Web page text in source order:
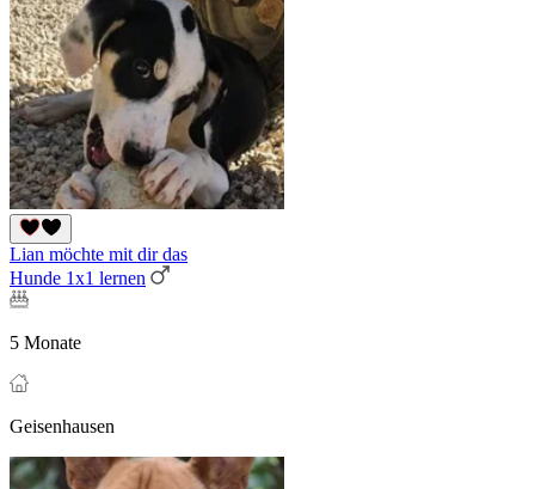
Lian möchte mit dir das
Hunde 1x1 lernen
5 Monate
Geisenhausen